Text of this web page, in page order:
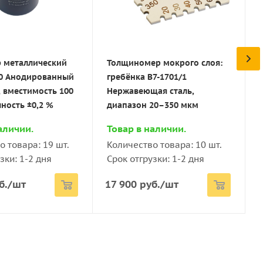
1-2 дня
комплект, фреза 6 лезвий
Количество товара: 4 шт.
Срок отгрузки: 1-2 дня
39 900руб./шт
покрытие нанесено, что существенно увеличивает
клейкой ленты-скотча (в зависимости от
определяется величина его адгезии по балльной
надрезов и что расстояние между линиями
мм
1 мм
мм
1,5 мм
мм
Анодированный
100
±0,2 %
товара: 19 шт.
1-2 дня
/шт
Толщиномер мокрого слоя:
гребёнка В7-1701/1
Нержавеющая сталь,
диапазон 20–350 мкм
Товар в наличии.
Количество товара: 10 шт.
Срок отгрузки: 1-2 дня
17 900 руб./шт